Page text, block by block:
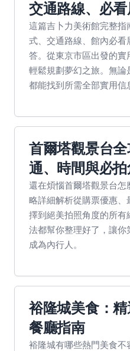
交通路線、必
這篇吉卜力美術館完整
式、交通路線、館內必
答。從東京市區出發的
輕鬆規劃夢幻之旅。無論
都能找到所需全部實用信
首爾塔觀景台
通、時間與必
還在煩惱首爾塔觀景台
略詳細解析從購票優惠
擇到絕美拍照角度的所
法都幫你整理好了，讓
成為內行人。
裕隆城美食：
餐廳指南
裕隆城有哪些熱門美食不